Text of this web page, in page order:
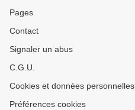
Pages
Contact
Signaler un abus
C.G.U.
Cookies et données personnelles
Préférences cookies